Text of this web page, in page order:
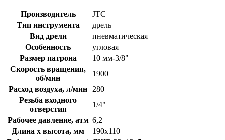
Производитель
JTC
Тип инструмента
дрель
Вид дрели
пневматическая
Особенность
угловая
Размер патрона
10 мм-3/8"
Скорость вращения,
об/мин
1900
Расход воздуха, л/мин
280
Резьба входного
отверстия
1/4"
Рабочее давление, атм 6,2
Длина х высота, мм
190х110